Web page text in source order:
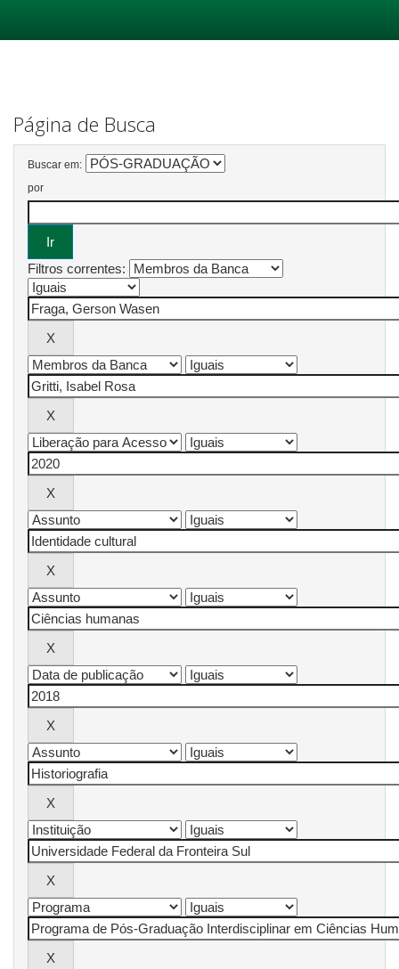
Página de Busca
Buscar em:
por
Filtros correntes: